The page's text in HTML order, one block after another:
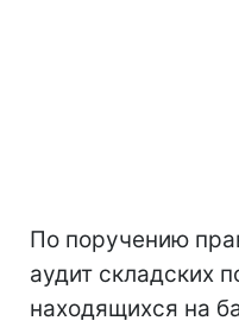
По поручению
аудит складских
находящихся на